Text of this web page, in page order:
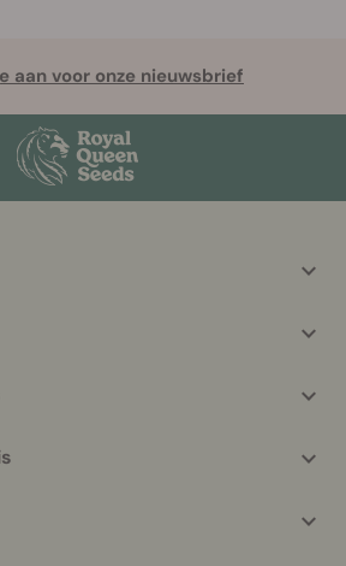
aan voor onze nieuwsbrief